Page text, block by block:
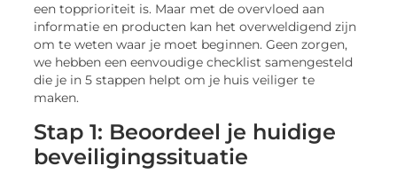
een topprioriteit is. Maar met de overvloed aan
informatie en producten kan het overweldigend zijn
om te weten waar je moet beginnen. Geen zorgen,
we hebben een eenvoudige checklist samengesteld
die je in 5 stappen helpt om je huis veiliger te
maken.
Stap 1: Beoordeel je huidige
beveiligingssituatie